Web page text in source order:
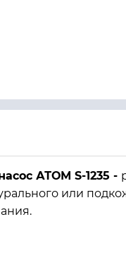
АТОМ S-1235 -
или